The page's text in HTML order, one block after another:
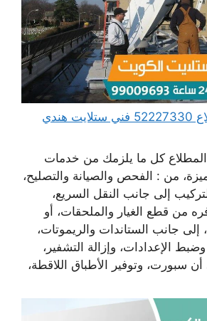
فني ستلايت المطلاع 52227330 فني ستلايت هندي
كل ما يلزمك من خدمات
من : الفحص والصيانة والتصليح،
إلى جانب النقل السريع،
من قطع الغيار والملحقات، أو
إلى جانب الستاندات والريموتات،
الإعدادات، وإزالة التشفير،
سبورت، وتوفير الأطباق اللاقطة،